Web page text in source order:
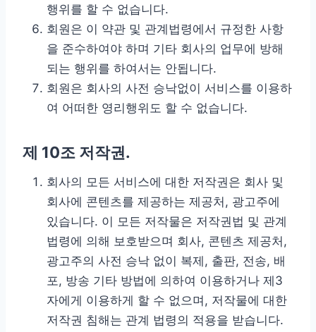
행위를 할 수 없습니다.
회원은 이 약관 및 관계법령에서 규정한 사항
을 준수하여야 하며 기타 회사의 업무에 방해
되는 행위를 하여서는 안됩니다.
회원은 회사의 사전 승낙없이 서비스를 이용하
여 어떠한 영리행위도 할 수 없습니다.
제 10조 저작권.
회사의 모든 서비스에 대한 저작권은 회사 및
회사에 콘텐츠를 제공하는 제공처, 광고주에
있습니다. 이 모든 저작물은 저작권법 및 관계
법령에 의해 보호받으며 회사, 콘텐츠 제공처,
광고주의 사전 승낙 없이 복제, 출판, 전송, 배
포, 방송 기타 방법에 의하여 이용하거나 제3
자에게 이용하게 할 수 없으며, 저작물에 대한
저작권 침해는 관계 법령의 적용을 받습니다.